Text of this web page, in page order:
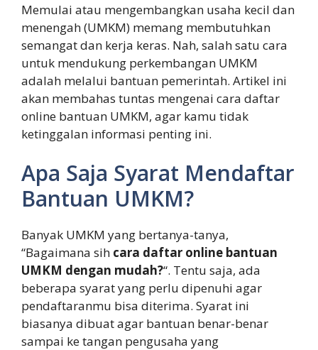
Memulai atau mengembangkan usaha kecil dan
menengah (UMKM) memang membutuhkan
semangat dan kerja keras. Nah, salah satu cara
untuk mendukung perkembangan UMKM
adalah melalui bantuan pemerintah. Artikel ini
akan membahas tuntas mengenai cara daftar
online bantuan UMKM, agar kamu tidak
ketinggalan informasi penting ini.
Apa Saja Syarat Mendaftar
Bantuan UMKM?
Banyak UMKM yang bertanya-tanya,
“Bagaimana sih cara daftar online bantuan
UMKM dengan mudah?“. Tentu saja, ada
beberapa syarat yang perlu dipenuhi agar
pendaftaranmu bisa diterima. Syarat ini
biasanya dibuat agar bantuan benar-benar
sampai ke tangan pengusaha yang